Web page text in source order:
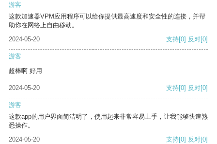
游客
这款加速器VPM应用程序可以给你提供最高速度和安全性的连接，并帮
助你在网络上自由移动。
2024-05-20
支持[0] 反对[0]
游客
超棒啊 好用
2024-05-20 支持[0] 反对[0]
游客
这款app的用户界面简洁明了，使用起来非常容易上手，让我能够快速熟
悉操作。
2024-05-20
支持[0] 反对[0]